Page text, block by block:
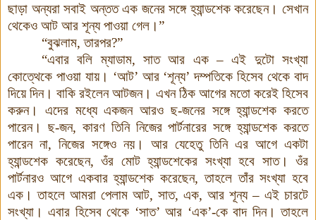
ছাড়া অন্যরা সবাই অন্তত এক জনের সঙ্গে হ্যান্ডশেক করেছেন।সেখান
থেকেও আট আর শূন্য পাওয়া গেল।”
“বুঝলাম,তারপর?”
“এবার বলি ম্যাডাম,সাত আর এক – এই দুটো সংখ্যা
কোত্থেকে পাওয়া যায়। ‘আট’ আর ‘শূন্য’ দম্পতিকে হিসেব থেকে বাদ
দিয়ে দিন। বাকি রইলেন আটজন। এখন ঠিক আগের মতো করেই হিসেব
করুন। এদের মধ্যে একজন আরও ছ-জনের সঙ্গে হ্যান্ডশেক করতে
পারেন। ছ-জন, কারণ তিনি নিজের পার্টনারের সঙ্গে হ্যান্ডশেক করতে
পারেন না, নিজের সঙ্গেও নয়। আর যেহেতু তিনি এর আগে একটা
হ্যান্ডশেক করেছেন, ওঁর মোট হ্যান্ডশেকের সংখ্যা হবে সাত। ওঁর
পার্টনারও আগে একবার হ্যান্ডশেক করেছেন,তাহলে তাঁর সংখ্যা হবে
এক। তাহলে আমরা পেলাম আট, সাত, এক, আর শূন্য – এই চারটে
সংখ্যা। এবার হিসেব থেকে ‘সাত’ আর ‘এক’-কে বাদ দিন। তাহলে